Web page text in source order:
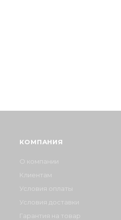
КОМПАНИЯ
О компании
Клиентам
Условия оплаты
Условия доставки
Гарантия на товар